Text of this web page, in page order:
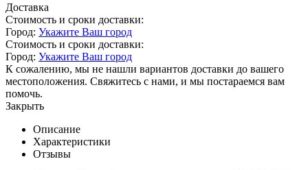
Доставка
Стоимость и сроки доставки:
Город: Укажите Ваш город
Стоимость и сроки доставки:
Город: Укажите Ваш город
К сожалению, мы не нашли вариантов доставки до вашего
местоположения. Свяжитесь с нами, и мы постараемся вам
помочь.
Закрыть
Описание
Характеристики
Отзывы